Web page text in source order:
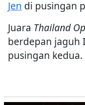
Jen di pusingan
Juara Thailand
berdepan jaguh
pusingan kedua.